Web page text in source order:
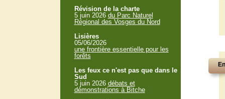
Révision de la charte
5 juin 2026 du Parc Naturel
Régional des Vosges du Nord
Lisières
05/06/2026
une frontière essentielle pour les
forêts
Les feux ce n'est pas que dans le
Sud
5 juin 2026 débats et
démonstrations à Bitche